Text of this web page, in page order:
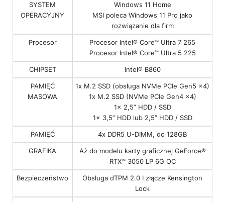
SYSTEM
OPERACYJNY
Windows 11 Home
MSI poleca Windows 11 Pro jako
rozwiązanie dla firm
Procesor
Procesor Intel® Core™ Ultra 7 265
Procesor Intel® Core™ Ultra 5 225
CHIPSET Intel® B860
PAMIĘĆ
MASOWA
1x M.2 SSD (obsługa NVMe PCIe Gen5 x4)
1x M.2 SSD (NVMe PCIe Gen4 x4)
1x 2,5” HDD / SSD
1x 3,5” HDD lub 2,5” HDD / SSD
PAMIĘĆ 4x DDR5 U-DIMM, do 128GB
GRAFIKA
Aż do modelu karty graficznej GeForce®
RTX™ 3050 LP 6G OC
Bezpieczeństwo
Obsługa dTPM 2.0 I złącze Kensington
Lock